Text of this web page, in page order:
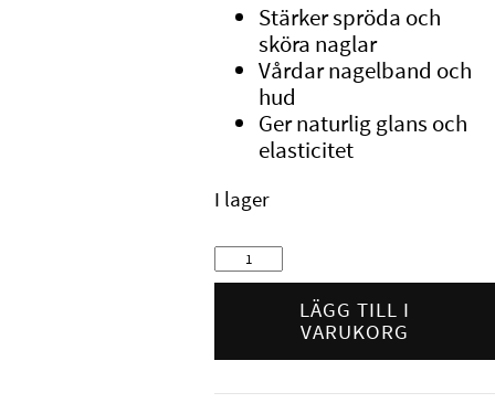
Stärker spröda och
sköra naglar
Vårdar nagelband och
hud
Ger naturlig glans och
elasticitet
I lager
Gehwol
Nagel
Hudskyddskräm
15
ml
LÄGG TILL I
VARUKORG